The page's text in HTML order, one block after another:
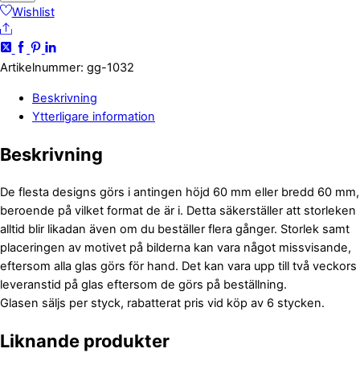
labrador
mängd
Wishlist
Share
Artikelnummer: gg-1032
Beskrivning
Ytterligare information
Beskrivning
De flesta designs görs i antingen höjd 60 mm eller bredd 60 mm,
beroende på vilket format de är i. Detta säkerställer att storleken
alltid blir likadan även om du beställer flera gånger. Storlek samt
placeringen av motivet på bilderna kan vara något missvisande,
eftersom alla glas görs för hand. Det kan vara upp till två veckors
leveranstid på glas eftersom de görs på beställning.
Glasen säljs per styck, rabatterat pris vid köp av 6 stycken.
Liknande produkter